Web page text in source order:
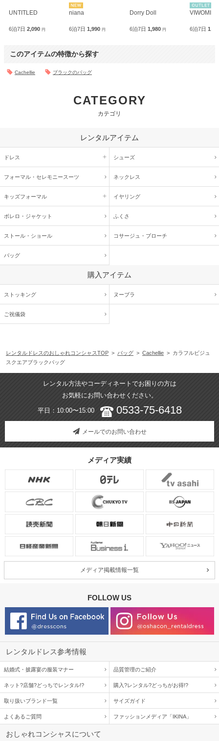
UNTITLED
6泊7日 2,090 円
niana
6泊7日1,990円
Dorry Doll
6泊7日 1,980 円
VIWOMINA
6泊7日
このアイテムの特徴から探す
Cachellie ブラックのバッグ
CATEGORY
カテゴリ
レンタルアイテム
ドレス シューズ
フォーマル・ セレモニースーツ ネックレス
キッズフォーマル イヤリング
ボレロ・ジャケット ふくさ
ストール・ショール コサージュ・ ブローチ
バッグ
購入アイテム
ストッキング ヌーブラ
ご祝儀袋
レンタルドレスのおしゃれコンシャスTOP > バッグ > Cachellie > カラフルビジュ
スクエアブラックバッグ
レンタル方法やコーディネートでお困りの方は
お気軽にお問い合わせください。
平日：10:00〜15:00 0533-75-6418
メールでのお問い合わせ
メディア実績
メディア掲載情報一覧
FOLLOW US
レンタルドレス参考情報
結婚式・披露宴の服装マナー 品質管理のご紹介
ネット?店舗?どっちでレンタル!? 購入?レンタル?どっちがお得!?
取り扱いブランド一覧 サイズガイド
よくあるご質問 ファッションメディア「IKINA」
おしゃれコンシャスについて